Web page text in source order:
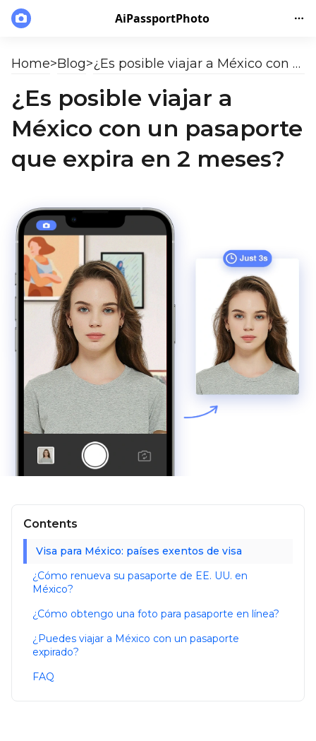
AiPassportPhoto
Home>Blog> ¿Es posible viajar a México con un pasaporte que expira en 2 meses?
¿Es posible viajar a
México con un pasaporte
que expira en 2 meses?
Contents
Visa para México: países exentos de visa
¿Cómo renueva su pasaporte de EE. UU. en
México?
¿Cómo obtengo una foto para pasaporte en línea?
¿Puedes viajar a México con un pasaporte
expirado?
FAQ